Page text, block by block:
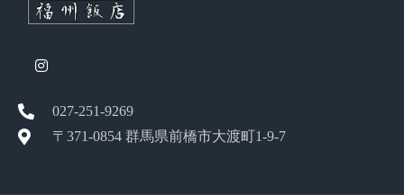
027-251-9269
〒371-0854 群馬県前橋市大渡町1-9-7